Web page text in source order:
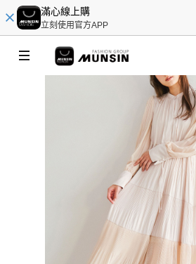
滿心線上購
立刻使用官方APP